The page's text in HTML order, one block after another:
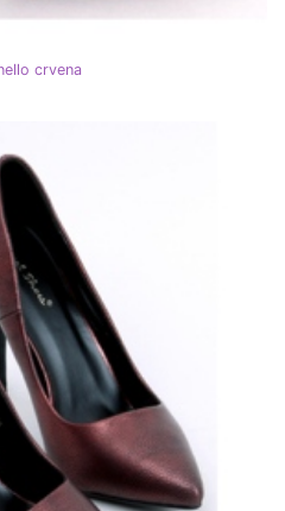
crvena